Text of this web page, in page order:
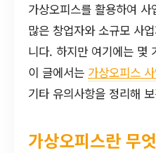
가상오피스를 활용하여
많은 창업자와 소규모 사
니다. 하지만 여기에는 몇
이 글에서는 가상오피스
기타 유의사항을 정리해
가상오피스란 무